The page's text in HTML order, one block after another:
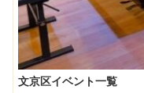
文京区イベント一覧